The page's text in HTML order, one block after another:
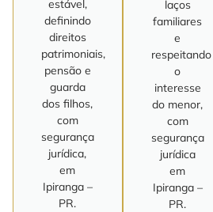
estável,
definindo
direitos
patrimoniais,
pensão e
guarda
dos filhos,
com
segurança
jurídica,
em
Ipiranga –
PR.
laços
familiares
e
respeitando
o
interesse
do menor,
com
segurança
jurídica
em
Ipiranga –
PR.